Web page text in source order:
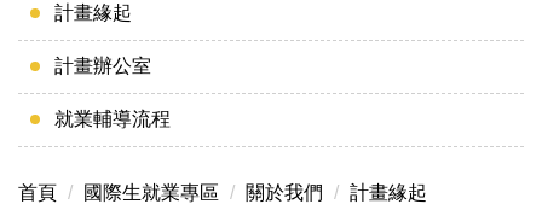
計畫緣起
計畫辦公室
就業輔導流程
首頁 國際生就業專區 關於我們 計畫緣起